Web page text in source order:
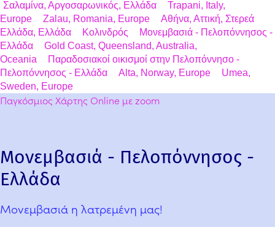
Σαλαμίνα, Αργοσαρωνικός, Ελλάδα
Trapani, Italy,
Europe
Zalau, Romania, Europe
Αθήνα, Αττική, Στερεά
Ελλάδα, Ελλάδα
Κολινδρός
Μονεμβασιά - Πελοπόννησος -
Ελλάδα
Gold Coast, Queensland, Australia,
Oceania
Παραδοσιακοί οικισμοί στην Πελοπόννησο -
Πελοπόννησος - Ελλάδα
Alta, Norway, Europe
Umea,
Sweden, Europe
Παγκόσμιος Χάρτης Online με zoom
Μονεμβασιά - Πελοπόννησος -
Ελλάδα
Μονεμβασιά η λατρεμένη μας!